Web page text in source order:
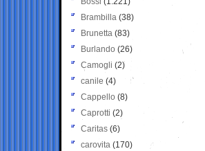
Brambilla (38)
Brunetta (83)
Burlando (26)
Camogli (2)
canile (4)
Cappello (8)
Caprotti (2)
Caritas (6)
carovita (170)